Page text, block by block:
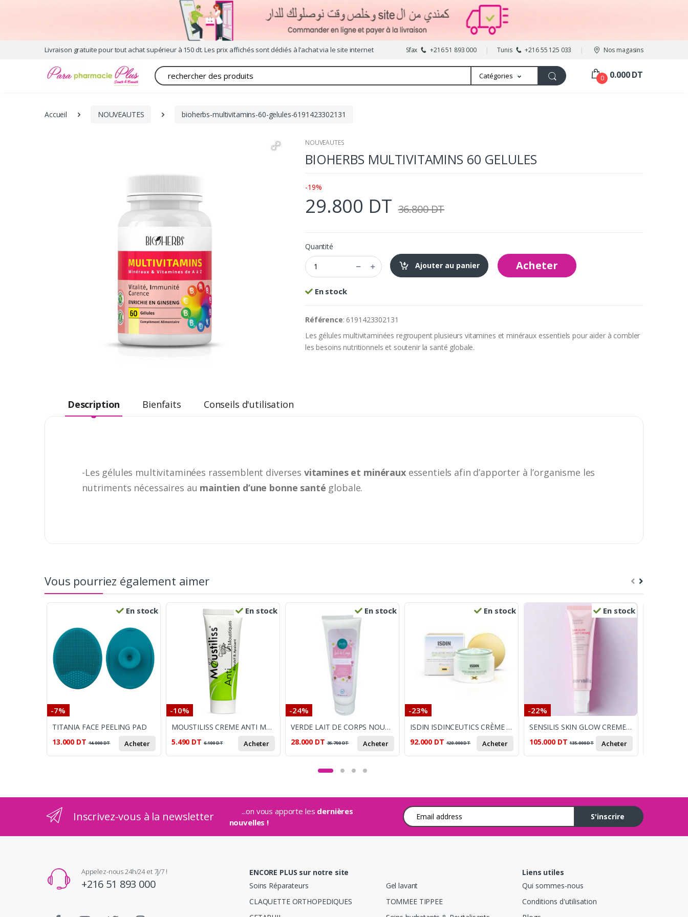
Livraison gratuite pour tout achat supérieur à 150 dt. Les prix affichés sont dédiés à l’achat via le site internet Sfax +216 51 893 000 Tunis +216 55 125 033 Nos magasins
Recherche Catégories 0 0.000 DT
Accueil NOUVEAUTES bioherbs-multivitamins-60-gelules-6191423302131
NOUVEAUTES
BIOHERBS MULTIVITAMINS 60 GELULES
-19%
29.800 DT 36.800 DT
Quantité
Ajouter au panier
Acheter
En stock
Référence: 6191423302131
Les gélules multivitaminées regroupent plusieurs vitamines et minéraux essentiels pour aider à combler
les besoins nutritionnels et soutenir la santé globale.
Description Bienfaits Conseils d'utilisation
-Les gélules multivitaminées rassemblent diverses vitamines et minérauxessentiels afin d’apporter à l’organisme les
nutriments nécessaires au maintien d’une bonne santé globale.
Vous pourriez également aimer
En stock
-7%
TITANIA FACE PEELING PAD
13.000 DT 14.000DT Acheter
En stock
-10%
MOUSTILISS CREME ANTI MOUSTIQUE 40ML
5.490 DT 6.100DT Acheter
En stock
-24%
VERDE LAIT DE CORPS NOURISSANT 200ML
28.000 DT 36.700DT Acheter
En stock
-23%
ISDIN ISDINCEUTICS CRÈME HYDRATANTE À L'ACIDE HYALURONIQUE POUR PEAUX MIXTES À GRASSES 50 G
92.000 DT 120.000DT Acheter
En stock
-22%
SENSILIS SKIN GLOW CREME 50ML
105.000 DT 135.000DT Acheter
Inscrivez-vous à la newsletter ...on vous apporte les dernières
nouvelles !
Adresse e-mail
S'inscrire
Appelez-nous 24h/24 et 7j/7 !
+216 51 893 000
ENCORE PLUS sur notre site
Soins Réparateurs
CLAQUETTE ORTHOPEDIQUES
Gel lavant
TOMMEE TIPPEE
Liens utiles
Qui sommes-nous
Conditions d'utilisation